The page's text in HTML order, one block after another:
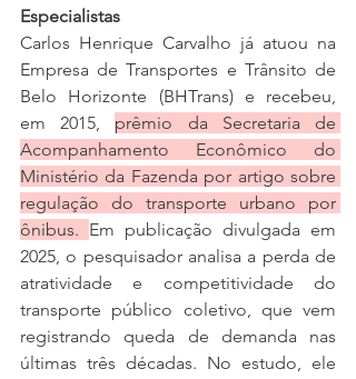
Especialistas
Carlos Henrique Carvalho já atuou na
Empresa de Transportes e Trânsito de
Belo Horizonte (BHTrans) e recebeu,
em 2015, prêmio da Secretaria de
Acompanhamento Econômico do
Ministério da Fazenda por artigo sobre
regulação do transporte urbano por
ônibus. Em publicação divulgada em
2025, o pesquisador analisa a perda de
atratividade e competitividade do
transporte público coletivo, que vem
registrando queda de demanda nas
últimas três décadas. No estudo, ele